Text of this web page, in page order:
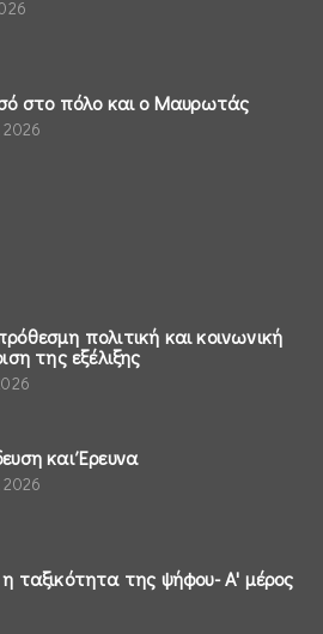
στο πόλο και ο Μαυρωτάς
2026
πολιτική και κοινωνική
της εξέλιξης
και Έρευνα
2026
ταξικότητα της ψήφου- Α' μέρος